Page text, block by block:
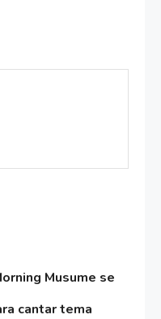
Musume se
cantar tema